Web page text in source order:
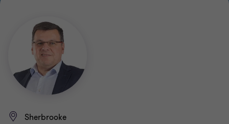
Sherbrooke